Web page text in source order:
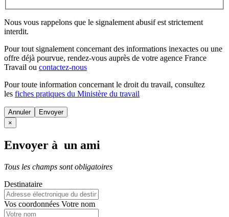
Nous vous rappelons que le signalement abusif est strictement
interdit.
Pour tout signalement concernant des informations inexactes ou une
offre déjà pourvue, rendez-vous auprès de votre agence France
Travail ou contactez-nous
Pour toute information concernant le droit du travail, consultez
les fiches pratiques du Ministère du travail
Annuler
×
Envoyer à un ami
Tous les champs sont obligatoires
Destinataire
Vos coordonnées Votre nom